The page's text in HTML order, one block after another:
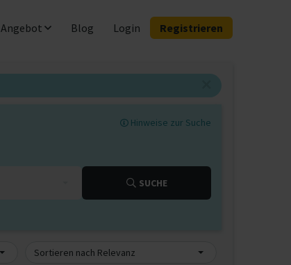
Angebot Blog Login Registrieren
Hinweise zur Suche
SUCHE
Sortieren nach Relevanz